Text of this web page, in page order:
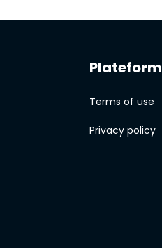
Plateform
Terms of use
Privacy policy